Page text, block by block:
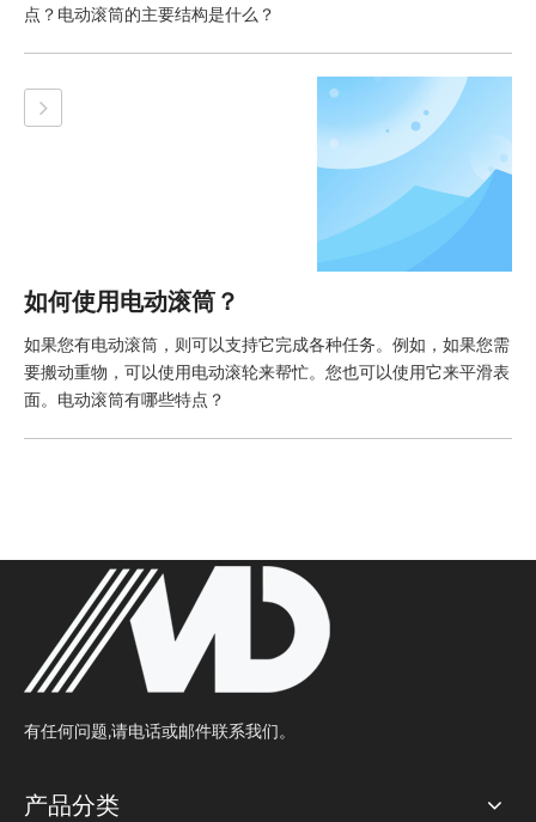
点？电动滚筒的主要结构是什么？
如何使用电动滚筒？
如果您有电动滚筒，则可以支持它完成各种任务。例如，如果您需
要搬动重物，可以使用电动滚轮来帮忙。您也可以使用它来平滑表
面。电动滚筒有哪些特点？
有任何问题,请电话或邮件联系我们。
产品分类